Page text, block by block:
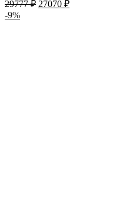
29777₽ 27070 ₽
-9%